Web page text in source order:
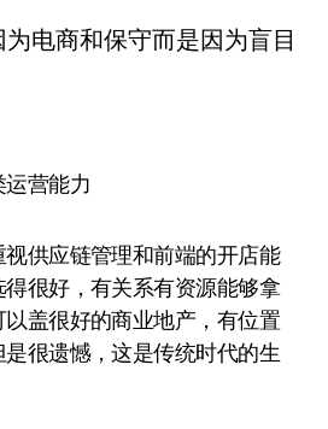
营能力
供应链管理和前端的开店能
很好，有关系有资源能够拿
盖很好的商业地产，有位置
很遗憾，这是传统时代的生